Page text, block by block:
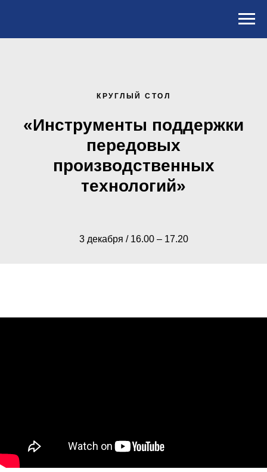
КРУГЛЫЙ СТОЛ
«Инструменты поддержки
передовых
производственных
технологий»
3 декабря / 16.00 – 17.20